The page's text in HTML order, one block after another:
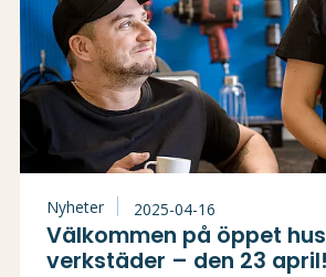
Nyheter 2025-04-16
Välkommen på öppet
verkstäder – den 23 april!